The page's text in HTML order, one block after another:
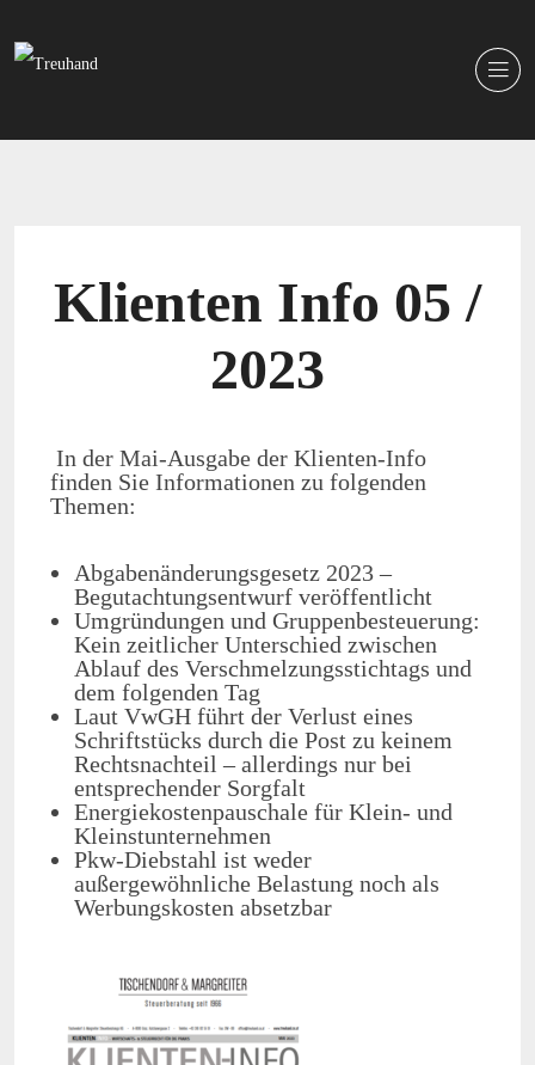
Klienten Info 05 /
2023
In der Mai-Ausgabe der Klienten-Info
finden Sie Informationen zu folgenden
Themen:
Abgabenänderungsgesetz 2023 –
Begutachtungsentwurf veröffentlicht
Umgründungen und Gruppenbesteuerung:
Kein zeitlicher Unterschied zwischen
Ablauf des Verschmelzungsstichtags und
dem folgenden Tag
Laut VwGH führt der Verlust eines
Schriftstücks durch die Post zu keinem
Rechtsnachteil – allerdings nur bei
entsprechender Sorgfalt
Energiekostenpauschale für Klein- und
Kleinstunternehmen
Pkw-Diebstahl ist weder
außergewöhnliche Belastung noch als
Werbungskosten absetzbar